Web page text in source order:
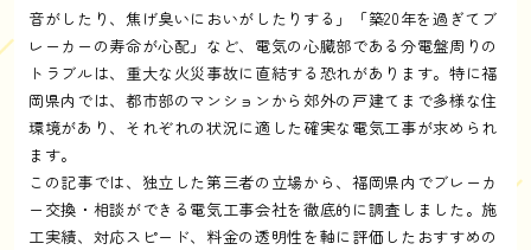
音がしたり、焦げ臭いにおいがしたりする」「築20年を過ぎてブ
レーカーの寿命が心配」など、電気の心臓部である分電盤周りの
トラブルは、重大な火災事故に直結する恐れがあります。特に福
岡県内では、都市部のマンションから郊外の戸建てまで多様な住
環境があり、それぞれの状況に適した確実な電気工事が求められ
ます。
この記事では、独立した第三者の立場から、福岡県内でブレーカ
ー交換・相談ができる電気工事会社を徹底的に調査しました。施
工実績、対応スピード、料金の透明性を軸に評価したおすすめの